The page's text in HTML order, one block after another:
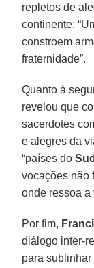
repletos de
continente:
constroem
fraternidade”.
Quanto à
revelou que
sacerdotes
e alegres da
“países do
vocações não
onde ressoa a
Por fim,
diálogo inter-
para sublinhar